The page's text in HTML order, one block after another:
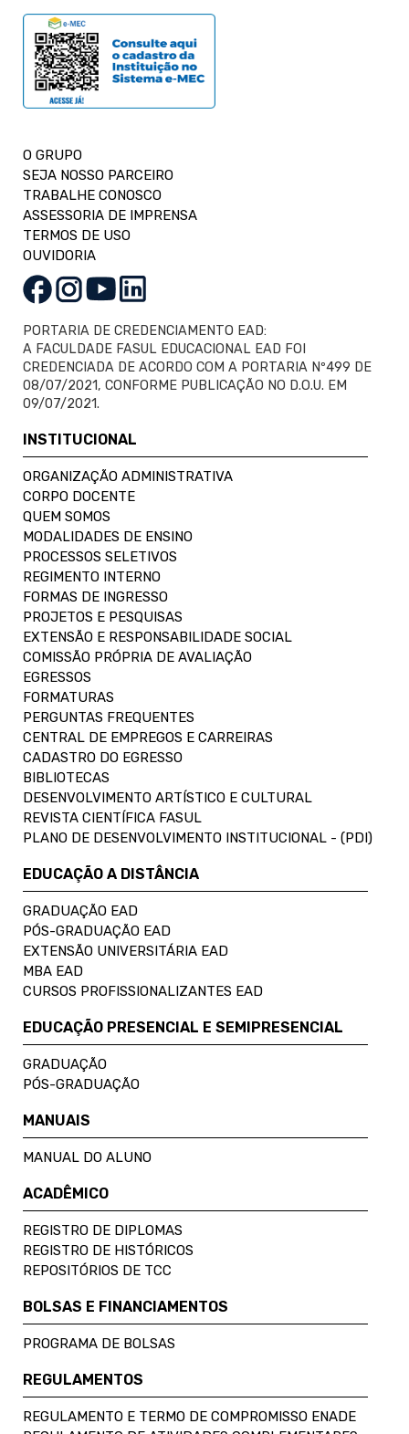
O GRUPO
SEJA NOSSO PARCEIRO
TRABALHE CONOSCO
ASSESSORIA DE IMPRENSA
TERMOS DE USO
OUVIDORIA
PORTARIA DE CREDENCIAMENTO EAD:
A FACULDADE FASUL EDUCACIONAL EAD FOI
CREDENCIADA DE ACORDO COM A PORTARIA Nº499 DE
08/07/2021, CONFORME PUBLICAÇÃO NO D.O.U. EM
09/07/2021.
INSTITUCIONAL
ORGANIZAÇÃO ADMINISTRATIVA
CORPO DOCENTE
QUEM SOMOS
MODALIDADES DE ENSINO
PROCESSOS SELETIVOS
REGIMENTO INTERNO
FORMAS DE INGRESSO
PROJETOS E PESQUISAS
EXTENSÃO E RESPONSABILIDADE SOCIAL
COMISSÃO PRÓPRIA DE AVALIAÇÃO
EGRESSOS
FORMATURAS
PERGUNTAS FREQUENTES
CENTRAL DE EMPREGOS E CARREIRAS
CADASTRO DO EGRESSO
BIBLIOTECAS
DESENVOLVIMENTO ARTÍSTICO E CULTURAL
REVISTA CIENTÍFICA FASUL
PLANO DE DESENVOLVIMENTO INSTITUCIONAL - (PDI)
EDUCAÇÃO A DISTÂNCIA
GRADUAÇÃO EAD
PÓS-GRADUAÇÃO EAD
EXTENSÃO UNIVERSITÁRIA EAD
MBA EAD
CURSOS PROFISSIONALIZANTES EAD
EDUCAÇÃO PRESENCIAL E SEMIPRESENCIAL
GRADUAÇÃO
PÓS-GRADUAÇÃO
MANUAIS
MANUAL DO ALUNO
ACADÊMICO
REGISTRO DE DIPLOMAS
REGISTRO DE HISTÓRICOS
REPOSITÓRIOS DE TCC
BOLSAS E FINANCIAMENTOS
PROGRAMA DE BOLSAS
REGULAMENTOS
REGULAMENTO E TERMO DE COMPROMISSO ENADE